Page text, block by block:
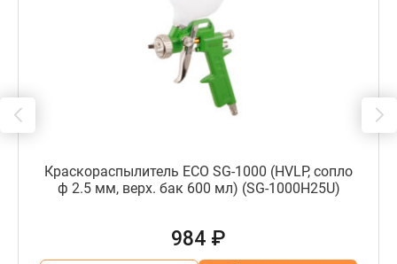
Краскораспылитель ECO SG-1000 (HVLP, сопло
ф 2.5 мм, верх. бак 600 мл) (SG-1000H25U)
984 ₽